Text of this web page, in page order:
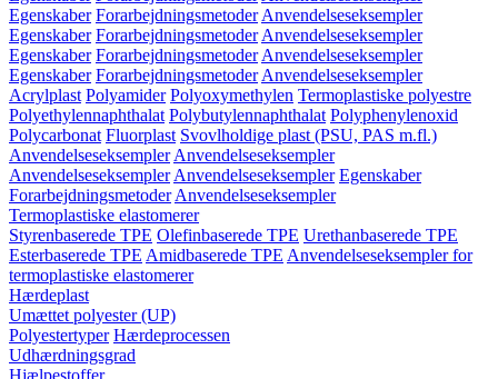
Egenskaber Forarbejdningsmetoder Anvendelseseksempler
Egenskaber Forarbejdningsmetoder Anvendelseseksempler
Egenskaber Forarbejdningsmetoder Anvendelseseksempler
Egenskaber Forarbejdningsmetoder Anvendelseseksempler
Acrylplast Polyamider Polyoxymethylen Termoplastiske polyestre
Polyethylennaphthalat Polybutylennaphthalat Polyphenylenoxid
Polycarbonat Fluorplast Svovlholdige plast (PSU, PAS m.fl.)
Anvendelseseksempler Anvendelseseksempler
Anvendelseseksempler Anvendelseseksempler Egenskaber
Forarbejdningsmetoder Anvendelseseksempler
Termoplastiske elastomerer
Styrenbaserede TPE Olefinbaserede TPE Urethanbaserede TPE
Esterbaserede TPE Amidbaserede TPE Anvendelseseksempler for
termoplastiske elastomerer
Hærdeplast
Umættet polyester (UP)
Polyestertyper Hærdeprocessen
Udhærdningsgrad
Hjælpestoffer